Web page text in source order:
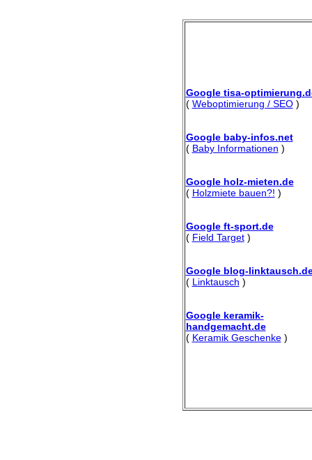
Google tisa-
( Weboptimierung / SEO)
Google baby-infos.net
( Baby Informationen )
Google holz-mieten.de
( Holzmiete bauen?! )
Google ft-sport.de
( Field Target)
Google blog-
( Linktausch )
Google keramik-
handgemacht.de
( Keramik Geschenke)